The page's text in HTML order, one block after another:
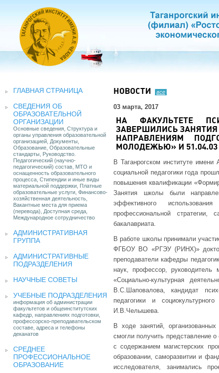
ГЛАВНАЯ СТРАНИЦА
СВЕДЕНИЯ ОБ
ОБРАЗОВАТЕЛЬНОЙ
ОРГАНИЗАЦИИ
Основные сведения, Структура и
органы управления образовательной
организацией, Документы,
Образование, Образовательные
стандарты, Руководство.
Педагогический (научно-
педагогический) состав, МТО и
оснащенность образовательного
процесса, Стипендии и иные виды
материальной поддержки, Платные
образовательные услуги, Финансово-
хозяйственная деятельность,
Вакантные места для приема
(перевода), Доступная среда,
Международное сотрудничество
АДМИНИСТРАТИВНАЯ
ГРУППА
АДМИНИСТРАТИВНЫЕ
ПОДРАЗДЕЛЕНИЯ
НАУЧНЫЕ СОВЕТЫ
УЧЕБНЫЕ ПОДРАЗДЕЛЕНИЯ
информация об администрации
факультетов и общеинститутских
кафедр, направлениях подготовки,
профессорско-преподавательском
составе, адреса и телефоны
деканатов
СРЕДНЕЕ
ПРОФЕССИОНАЛЬНОЕ
ОБРАЗОВАНИЕ
НОВОСТИ все
03 марта, 2017
НА ФАКУЛЬТЕТЕ
ЗАВЕРШИЛИСЬ
НАПРАВЛЕНИЯМ
МОЛОДЕЖЬЮ» И
В Таганрогском институте
социальной педагогики года
повышения квалификации
Занятия школы были
эффективного
профессиональной стратегии,
бакалавриата.
В работе школы принимали
ФГБОУ ВО «РГЭУ (РИНХ)»
преподаватели кафедры
наук, профессор, руководитель
«Социально-культурная
В.С.Шаповалова, кандидат
педагогики и
И.В.Челышева.
В ходе занятий,
смогли получить представление
с содержанием магистерских
образовании, саморазвитии и
исследователя, занимались